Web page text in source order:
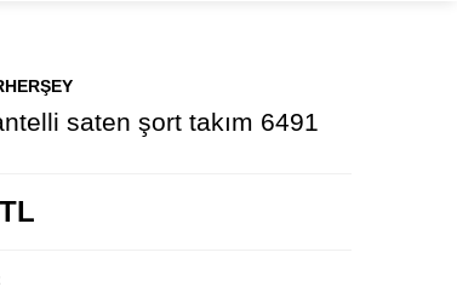
saten şort takım 6491
TL